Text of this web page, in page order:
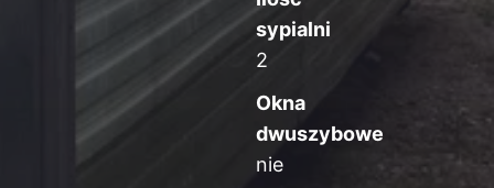
sypialni
2
Okna
dwuszybowe
nie